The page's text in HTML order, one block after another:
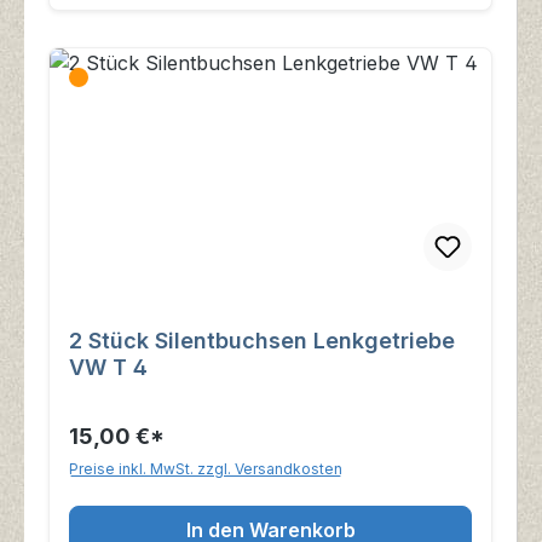
2 Stück Silentbuchsen Lenkgetriebe
VW T 4
15,00 €*
Preise inkl. MwSt. zzgl. Versandkosten
In den Warenkorb